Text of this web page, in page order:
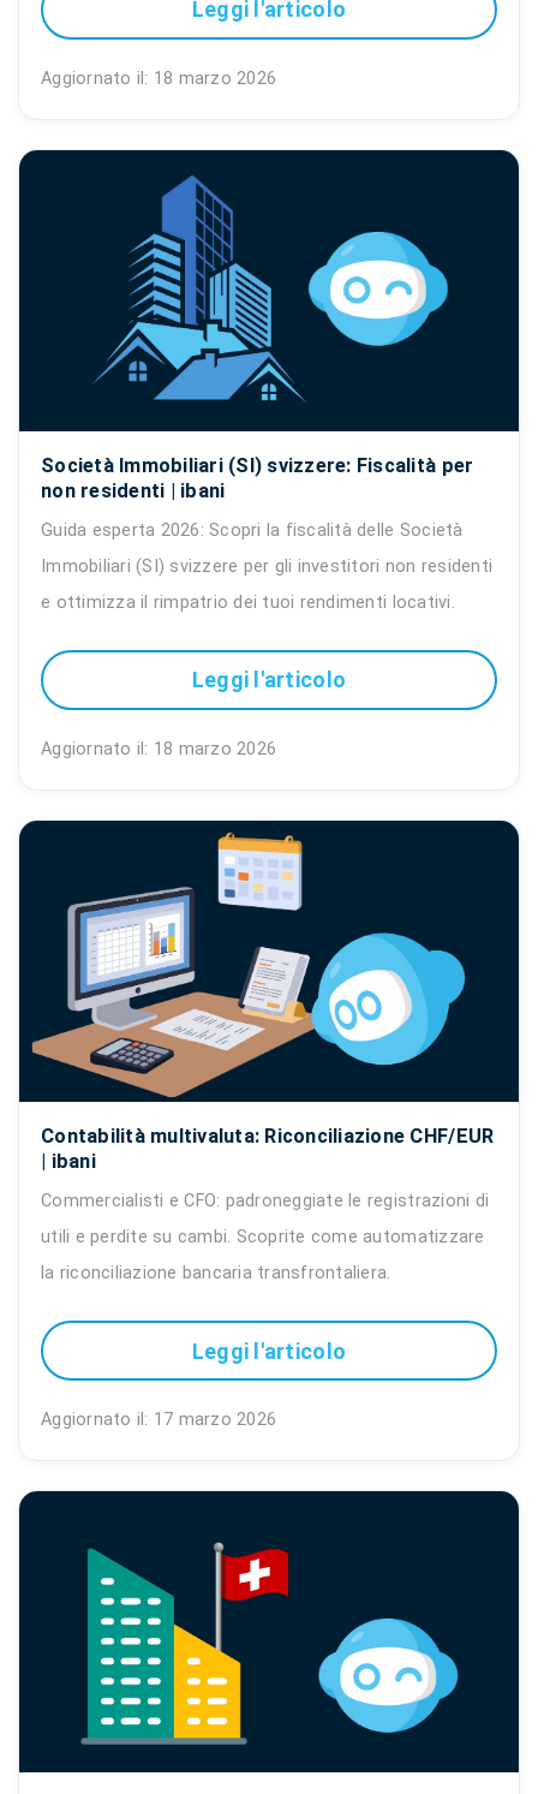
Leggi l'articolo
Aggiornato il: 18 marzo 2026
Società Immobiliari (SI) svizzere: Fiscalità per
non residenti | ibani
Guida esperta 2026: Scopri la fiscalità delle Società
Immobiliari (SI) svizzere per gli investitori non residenti
e ottimizza il rimpatrio dei tuoi rendimenti locativi.
Leggi l'articolo
Aggiornato il: 18 marzo 2026
Contabilità multivaluta: Riconciliazione CHF/EUR
| ibani
Commercialisti e CFO: padroneggiate le registrazioni di
utili e perdite su cambi. Scoprite come automatizzare
la riconciliazione bancaria transfrontaliera.
Leggi l'articolo
Aggiornato il: 17 marzo 2026